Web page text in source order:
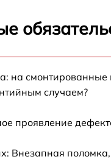
Asko OS8440
на
случаем?
проявление
Внезапная поломка,